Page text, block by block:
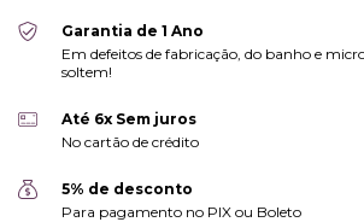
Garantia de 1 Ano
Em defeitos de fabricação, do banho e
soltem!
Até 6x Sem juros
No cartão de crédito
5% de desconto
Para pagamento no PIX ou Boleto